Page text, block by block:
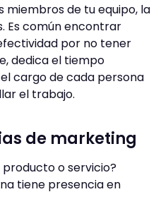
miembros de tu equipo, la
Es común encontrar
por no tener
dedica el tiempo
cargo de cada persona
el trabajo.
de marketing
o servicio?
tiene presencia en